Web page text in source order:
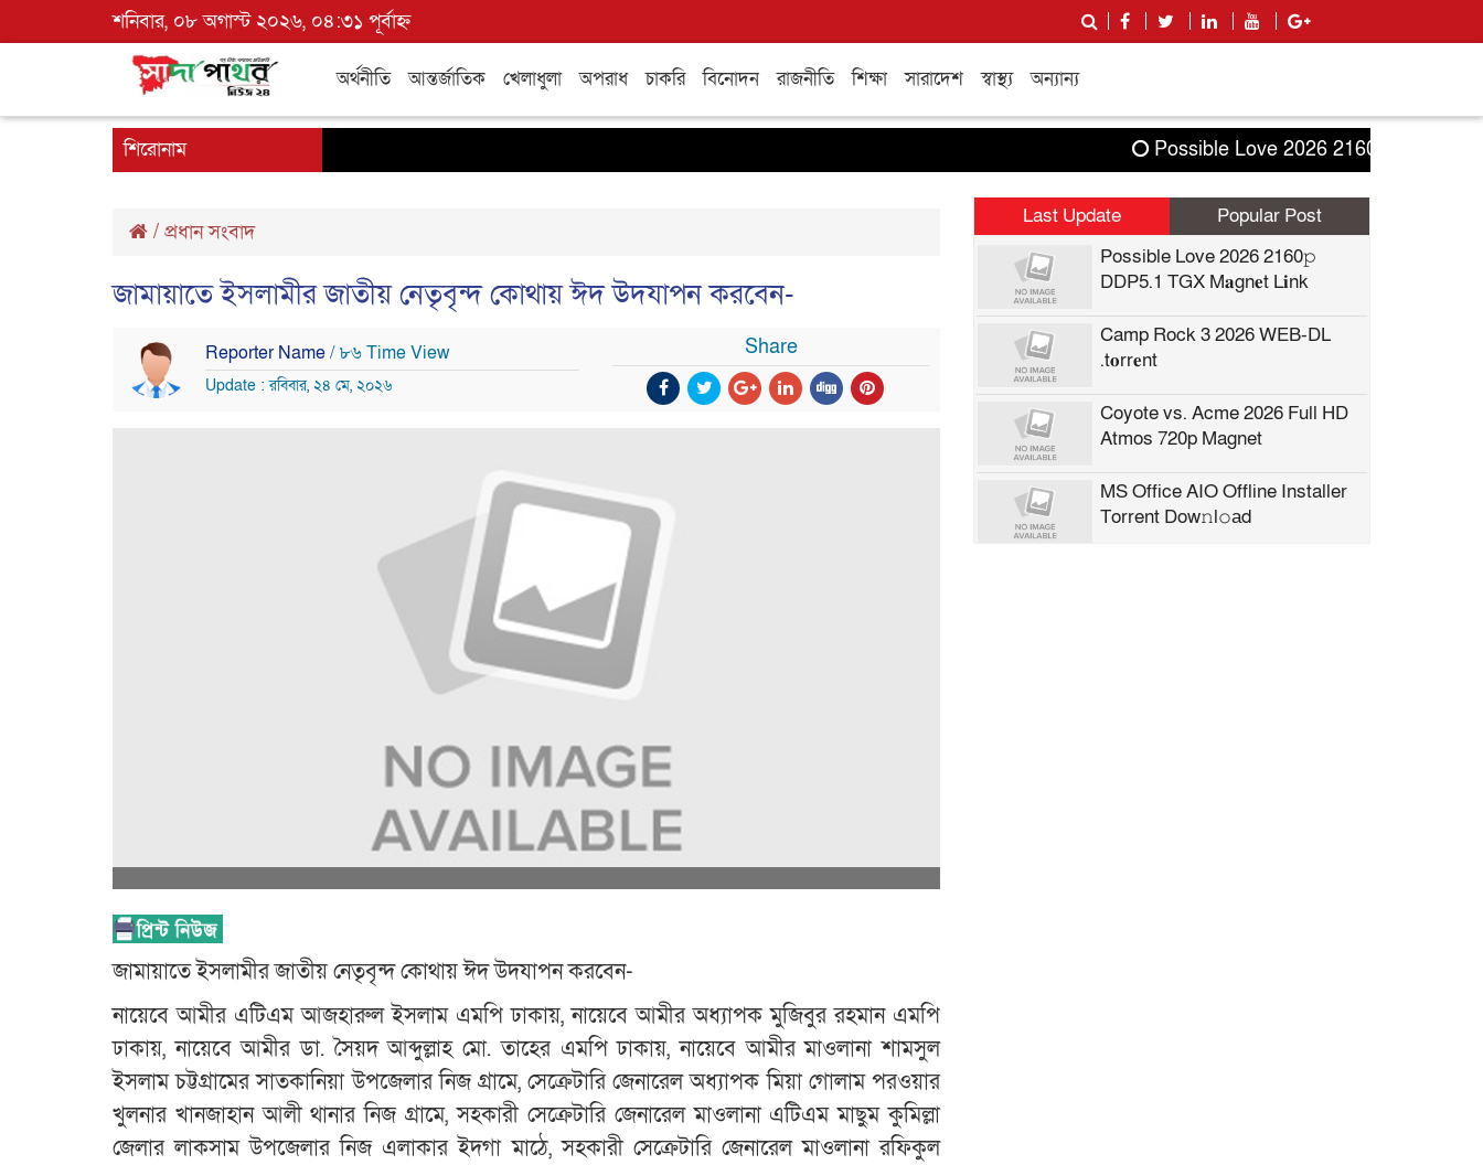
শনিবার, ০৮ অগাস্ট ২০২৬, ০৪:৩১ পূর্বাহ্ন
অর্থনীতি আন্তর্জাতিক খেলাধুলা অপরাধ চাকরি বিনোদন রাজনীতি শিক্ষা সারাদেশ স্বাস্থ্য অন্যান্য
শিরোনাম Possible Love 2026 2160𝚙 DDP5.1
/ প্রধান সংবাদ
জামায়াতে ইসলামীর জাতীয় নেতৃবৃন্দ কোথায় ঈদ উদযাপন করবেন-
Reporter Name/ ৮৬ Time View
Update : রবিবার, ২৪ মে, ২০২৬
Share
জামায়াতে ইসলামীর জাতীয় নেতৃবৃন্দ কোথায় ঈদ উদযাপন করবেন-
নায়েবে আমীর এটিএম আজহারুল ইসলাম এমপি ঢাকায়, নায়েবে আমীর অধ্যাপক মুজিবুর রহমান এমপি
ঢাকায়, নায়েবে আমীর ডা. সৈয়দ আব্দুল্লাহ মো. তাহের এমপি ঢাকায়, নায়েবে আমীর মাওলানা শামসুল
ইসলাম চট্টগ্রামের সাতকানিয়া উপজেলার নিজ গ্রামে, সেক্রেটারি জেনারেল অধ্যাপক মিয়া গোলাম পরওয়ার
খুলনার খানজাহান আলী থানার নিজ গ্রামে, সহকারী সেক্রেটারি জেনারেল মাওলানা এটিএম মাছুম কুমিল্লা
জেলার লাকসাম উপজেলার নিজ এলাকার ইদগা মাঠে, সহকারী সেক্রেটারি জেনারেল মাওলানা রফিকুল
Last Update
Popular Post
Possible Love 2026 2160𝚙
DDP5.1 TGX M𝐚gn𝐞t L𝐢nk
Camp Rock 3 2026 WEB-DL
.t𝐨rr𝐞nt
Coyote vs. Acme 2026 Full HD
Atmos 720p Magnet
MS Office AIO Offline Installer
Torrent Dow𝚗l𝚘аd